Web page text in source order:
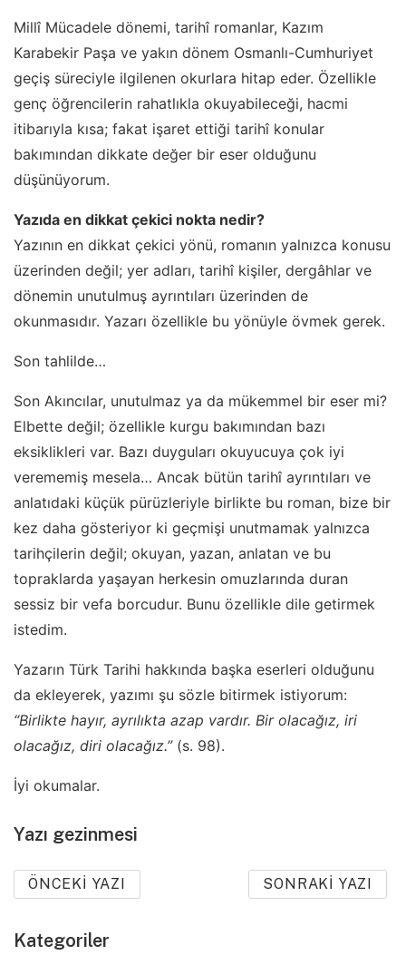
Millî Mücadele dönemi, tarihî romanlar, Kazım
Karabekir Paşa ve yakın dönem Osmanlı-Cumhuriyet
geçiş süreciyle ilgilenen okurlara hitap eder. Özellikle
genç öğrencilerin rahatlıkla okuyabileceği, hacmi
itibarıyla kısa; fakat işaret ettiği tarihî konular
bakımından dikkate değer bir eser olduğunu
düşünüyorum.
Yazıda en dikkat çekici nokta nedir?
Yazının en dikkat çekici yönü, romanın yalnızca konusu
üzerinden değil; yer adları, tarihî kişiler, dergâhlar ve
dönemin unutulmuş ayrıntıları üzerinden de
okunmasıdır. Yazarı özellikle bu yönüyle övmek gerek.
Son tahlilde…
Son Akıncılar, unutulmaz ya da mükemmel bir eser mi?
Elbette değil; özellikle kurgu bakımından bazı
eksiklikleri var. Bazı duyguları okuyucuya çok iyi
verememiş mesela… Ancak bütün tarihî ayrıntıları ve
anlatıdaki küçük pürüzleriyle birlikte bu roman, bize bir
kez daha gösteriyor ki geçmişi unutmamak yalnızca
tarihçilerin değil; okuyan, yazan, anlatan ve bu
topraklarda yaşayan herkesin omuzlarında duran
sessiz bir vefa borcudur. Bunu özellikle dile getirmek
istedim.
Yazarın Türk Tarihi hakkında başka eserleri olduğunu
da ekleyerek, yazımı şu sözle bitirmek istiyorum:
“Birlikte hayır, ayrılıkta azap vardır. Bir olacağız, iri
olacağız, diri olacağız.”(s. 98).
İyi okumalar.
Yazı gezinmesi
ÖNCEKI YAZI SONRAKI YAZI
Kategoriler